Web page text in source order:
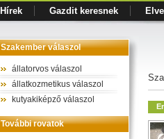
Hírek Gazdit keresnek
Szakember válaszol
állatorvos válaszol
állatkozmetikus válaszol
kutyakiképző válaszol
További rovatok